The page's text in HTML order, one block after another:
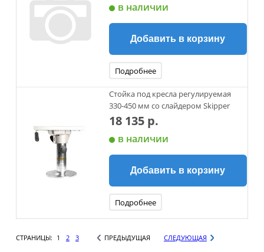
в наличии
Добавить в корзину
Подробнее
Стойка под кресла регулируемая
330-450 мм со слайдером Skipper
18 135 р.
в наличии
Добавить в корзину
Подробнее
СТРАНИЦЫ: 1 2 3 ПРЕДЫДУЩАЯ СЛЕДУЮЩАЯ